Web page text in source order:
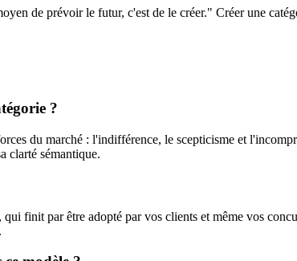
de prévoir le futur, c'est de le créer." Créer une
?
du marché : l'indifférence, le scepticisme et
clarté sémantique.
finit par être adopté par vos clients et même vos